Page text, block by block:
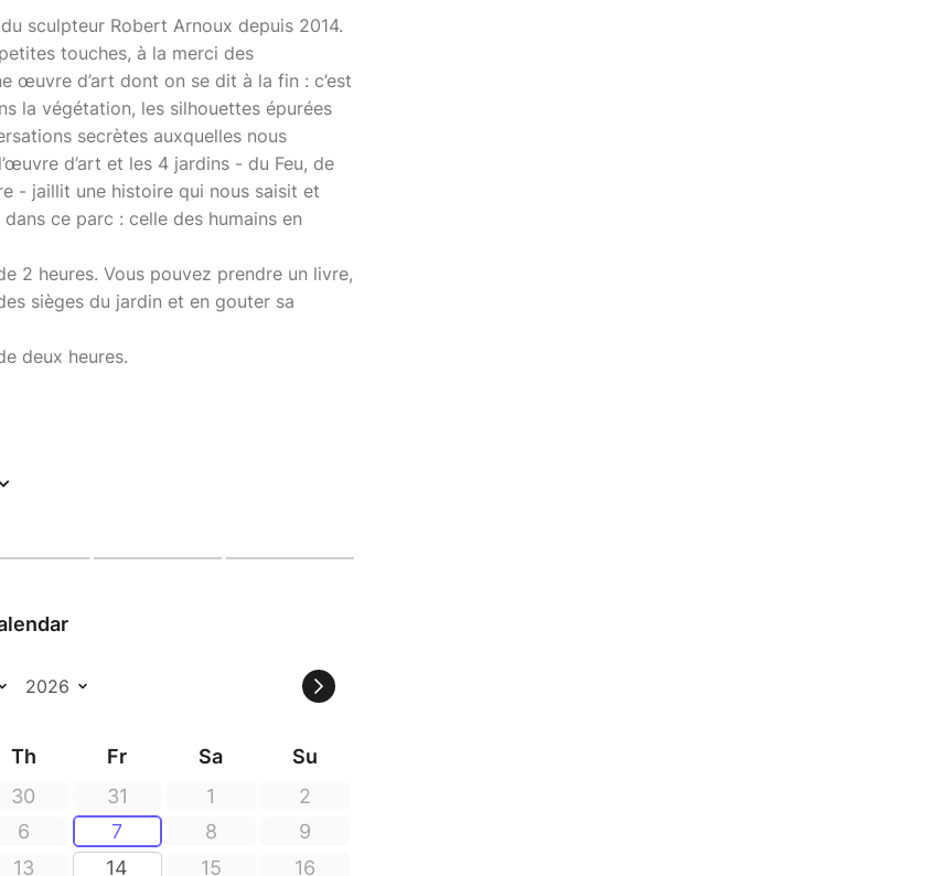
sculpteur Robert Arnoux depuis 2014.
touches, à la merci des
œuvre d’art dont on se dit à la fin : c’est
la végétation, les silhouettes épurées
secrètes auxquelles nous
d’art et les 4 jardins - du Feu, de
- jaillit une histoire qui nous saisit et
ce parc : celle des humains en
2 heures. Vous pouvez prendre un livre,
sièges du jardin et en gouter sa
deux heures.